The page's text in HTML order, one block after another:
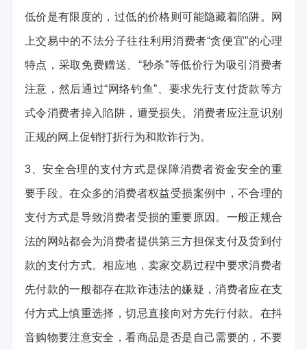
低价是有限度的，过低的价格则可能隐藏着陷阱。网
上交易中的不法分子往往利用消费者“贪便宜”的心理
特点，采取免费赠送、“秒杀”等低价行为吸引消费者
注意，然后通过“网络钓鱼”、要求先行支付货款等方
式令消费者掉入陷阱，遭受损失。消费者应注意识别
正规的网上促销打折行为和欺诈行为。
3、安全合理的支付方式是保障消费者资金安全的重
要手段。在众多的消费者权益受损案例中，不合理的
支付方式是导致消费者受损的重要原因。一般正规合
法的网站都会为消费者提供第三方担保支付及货到付
款的支付方式。相应地，卖家交易过程中要求消费者
先付款的一般都存在欺诈违法的嫌疑，消费者应在支
付方式上慎重选择，切忌直接向对方先行付款。在抖
音购物要注意安全，看商品是否是自己需要的，不要